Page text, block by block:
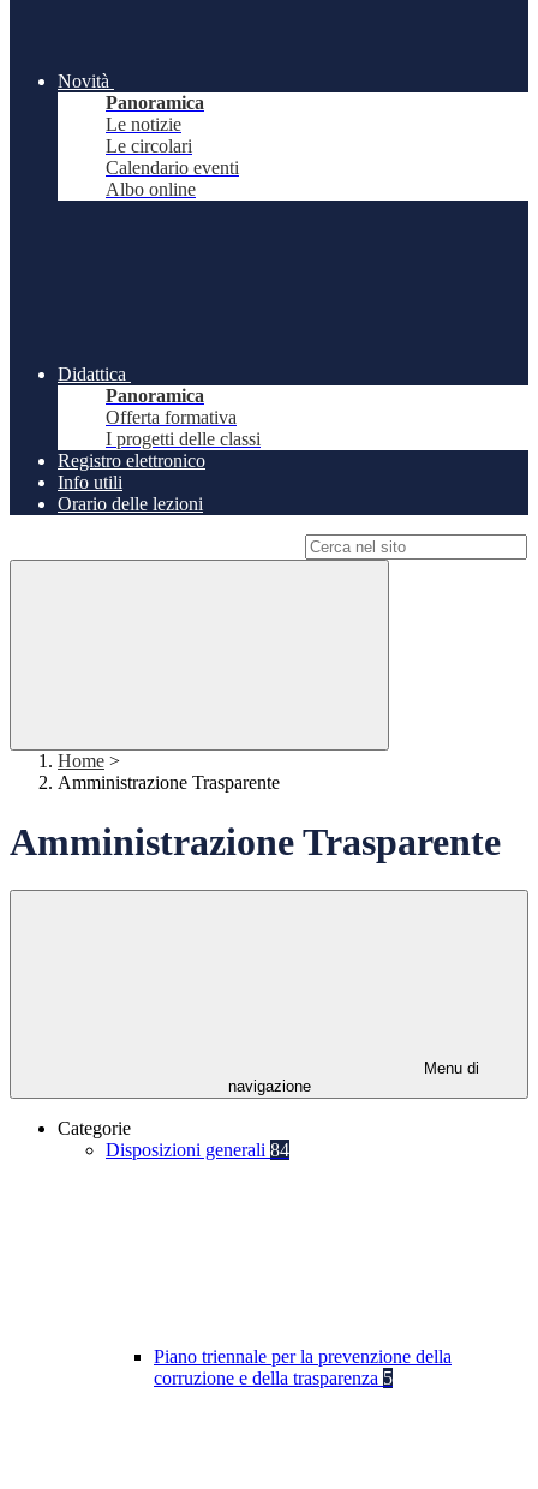
Novità
Panoramica
Le notizie
Le circolari
Calendario eventi
Albo online
Didattica
Panoramica
Offerta formativa
I progetti delle classi
Registro elettronico
Info utili
Orario delle lezioni
Home >
Amministrazione Trasparente
Amministrazione Trasparente
Menu di
navigazione
Categorie
Disposizioni generali 84
Piano triennale per la prevenzione della
corruzione e della trasparenza 5